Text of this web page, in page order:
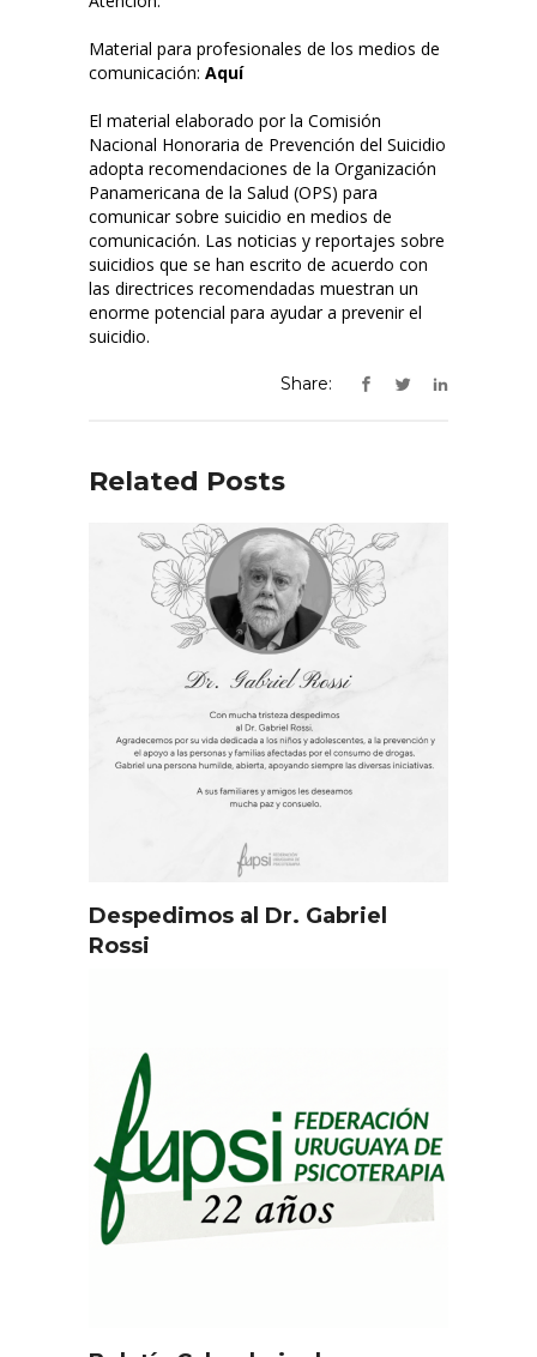
Material para profesionales de los medios de
comunicación: Aquí
El material elaborado por la Comisión
Nacional Honoraria de Prevención del Suicidio
adopta recomendaciones de la Organización
Panamericana de la Salud (OPS) para
comunicar sobre suicidio en medios de
comunicación. Las noticias y reportajes sobre
suicidios que se han escrito de acuerdo con
las directrices recomendadas muestran un
enorme potencial para ayudar a prevenir el
suicidio.
Share:
Related Posts
Despedimos al Dr. Gabriel
Rossi